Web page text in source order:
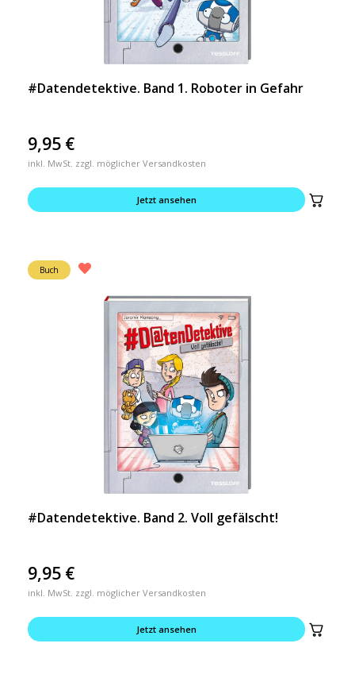
#Datendetektive. Band 1. Roboter in Gefahr
9,95 €
inkl. MwSt. zzgl. möglicher Versandkosten
Jetzt ansehen
Buch
#Datendetektive. Band 2. Voll gefälscht!
9,95 €
inkl. MwSt. zzgl. möglicher Versandkosten
Jetzt ansehen